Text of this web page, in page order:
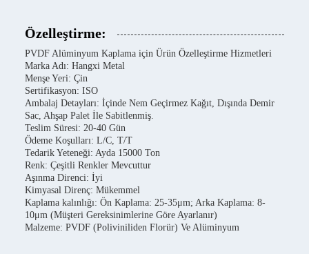
Özelleştirme:
PVDF Alüminyum Kaplama için Ürün Özelleştirme Hizmetleri
Marka Adı: Hangxi Metal
Menşe Yeri: Çin
Sertifikasyon: ISO
Ambalaj Detayları: İçinde Nem Geçirmez Kağıt, Dışında Demir
Sac, Ahşap Palet İle Sabitlenmiş.
Teslim Süresi: 20-40 Gün
Ödeme Koşulları: L/C, T/T
Tedarik Yeteneği: Ayda 15000 Ton
Renk: Çeşitli Renkler Mevcuttur
Aşınma Direnci: İyi
Kimyasal Direnç: Mükemmel
Kaplama kalınlığı: Ön Kaplama: 25-35μm; Arka Kaplama: 8-
10μm (Müşteri Gereksinimlerine Göre Ayarlanır)
Malzeme: PVDF (Poliviniliden Florür) Ve Alüminyum